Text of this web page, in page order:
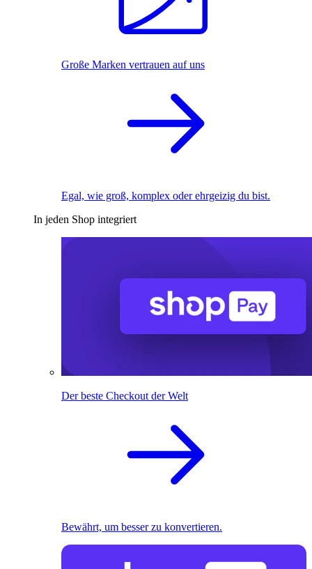
Große Marken vertrauen auf uns
Egal, wie groß, komplex oder ehrgeizig du bist.
In jeden Shop integriert
Der beste Checkout der Welt
Bewährt, um besser zu konvertieren.